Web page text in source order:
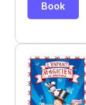
Book